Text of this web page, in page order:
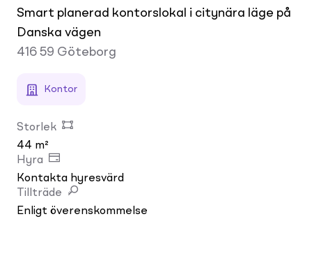
Smart planerad kontorslokal i citynära läge på
Danska vägen
416 59 Göteborg
Kontor
Storlek
44 m²
Hyra
Kontakta hyresvärd
Tillträde
Enligt överenskommelse